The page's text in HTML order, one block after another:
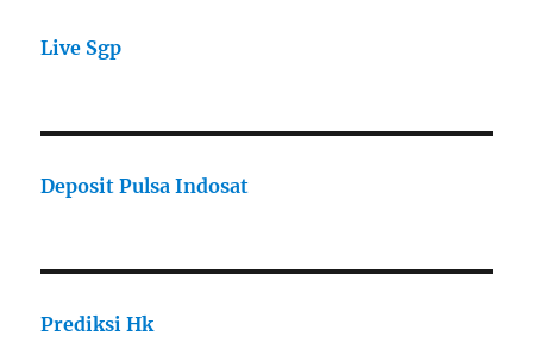
Live Sgp
Deposit Pulsa Indosat
Prediksi Hk